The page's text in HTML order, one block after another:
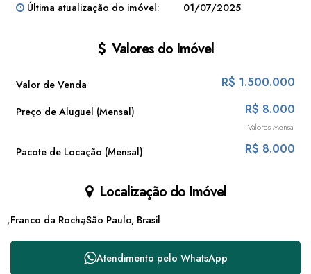
Última atualização do imóvel:
01/07/2025
Valores do Imóvel
R$ 1.500.000
Valor de Venda
R$ 8.000
Preço de Aluguel (Mensal)
Valores Mensal
R$ 8.000
Pacote de Locação (Mensal)
Localização do Imóvel
Franco da RochaSão Paulo, Brasil
Atendimento pelo WhatsApp